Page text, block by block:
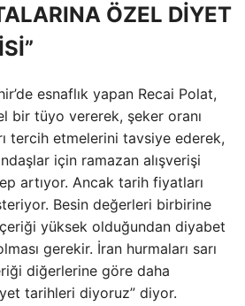
ÖZEL DİYET
esnaflık yapan Recai Polat,
bir tüyo vererek, şeker oranı
tercih etmelerini tavsiye ederek,
için ramazan alışverişi
artıyor. Ancak tarih fiyatları
Besin değerleri birbirine
yüksek olduğundan diyabet
gerekir. İran hurmaları sarı
diğerlerine göre daha
tarihleri ​​diyoruz” diyor.